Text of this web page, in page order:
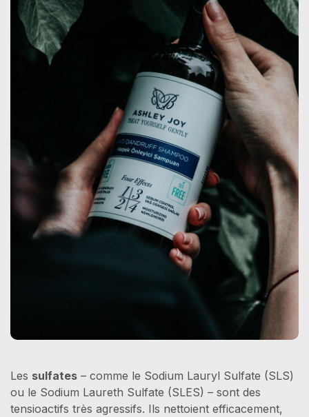
Les sulfates – comme le Sodium Lauryl Sulfate (SLS)
ou le Sodium Laureth Sulfate (SLES) – sont des
tensioactifs très agressifs. Ils nettoient efficacement,